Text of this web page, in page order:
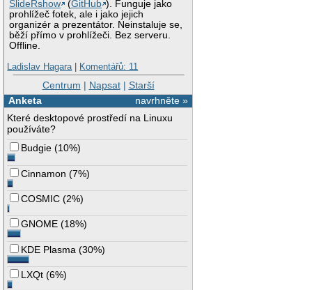
SlideRshow
(GitHub ). Funguje jako
prohlížeč fotek, ale i jako jejich
organizér a prezentátor. Neinstaluje se,
běží přímo v prohlížeči. Bez serveru.
Offline.
Ladislav Hagara| Komentářů: 11
Centrum | Napsat| Starší
navrhněte »
Anketa
Které desktopové prostředí na Linuxu
používáte?
Budgie (10%)
Cinnamon (7%)
COSMIC (2%)
GNOME (18%)
KDE Plasma (30%)
LXQt (6%)